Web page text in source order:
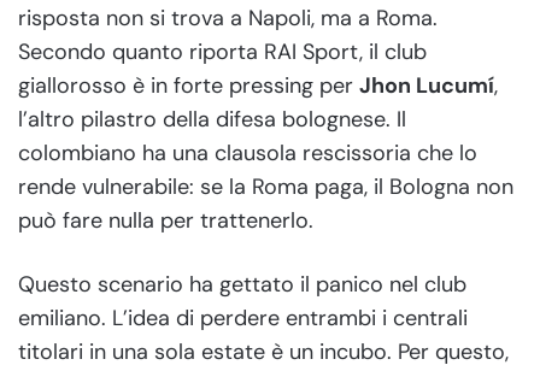
risposta non si trova a Napoli, ma a Roma.
Secondo quanto riporta RAI Sport, il club
giallorosso è in forte pressing per Jhon Lucumí,
l’altro pilastro della difesa bolognese. Il
colombiano ha una clausola rescissoria che lo
rende vulnerabile: se la Roma paga, il Bologna non
può fare nulla per trattenerlo.
Questo scenario ha gettato il panico nel club
emiliano. L’idea di perdere entrambi i centrali
titolari in una sola estate è un incubo. Per questo,